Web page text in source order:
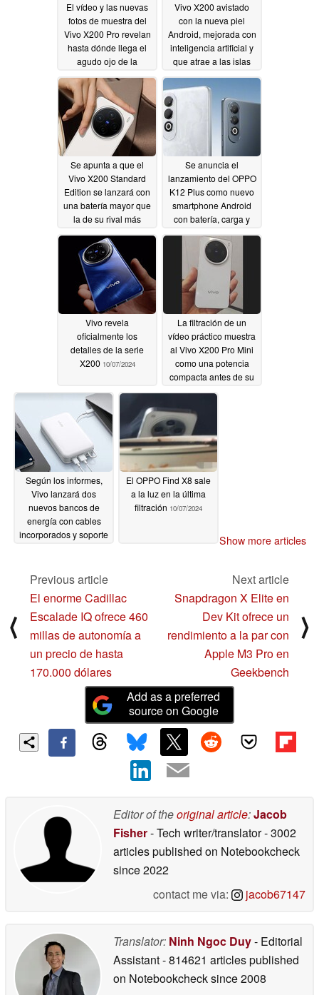
El vídeo y las nuevas
fotos de muestra del
Vivo X200 Pro revelan
hasta dónde llega el
agudo ojo de la
cámara con zoom
Zeiss de 200 MP
10/12/2024
Vivo X200 avistado
con la nueva piel
Android, mejorada con
inteligencia artificial y
que atrae a las islas
dinámicas10/11/2024
Se apunta a que el
Vivo X200 Standard
Edition se lanzará con
una batería mayor que
la de su rival más
cercano10/09/2024
Se anuncia el
lanzamiento del OPPO
K12 Plus como nuevo
smartphone Android
con batería, carga y
durabilidad de nivel de
buque insignia
10/09/2024
Vivo revela
oficialmente los
detalles de la serie
X200 10/07/2024
La filtración de un
vídeo práctico muestra
al Vivo X200 Pro Mini
como una potencia
compacta antes de su
lanzamiento
Según los informes,
Vivo lanzará dos
nuevos bancos de
energía con cables
incorporados y soporte
El OPPO Find X8 sale
a la luz en la última
filtración 10/07/2024
Show more articles
⟨
Previous article
El enorme Cadillac
Escalade IQ ofrece 460
millas de autonomía a
un precio de hasta
170.000 dólares
Next article
Snapdragon X Elite en
Dev Kit ofrece un
rendimiento a la par con
Apple M3 Pro en
Geekbench
⟩
Add as a preferred
source on Google
Editor of theoriginal article:Jacob
Fisher- Tech writer/translator- 3002
articles published on Notebookcheck
since 2022
contact me via:
jacob67147
Translator: Ninh Ngoc Duy- Editorial
Assistant- 814621 articles published
on Notebookchecksince 2008